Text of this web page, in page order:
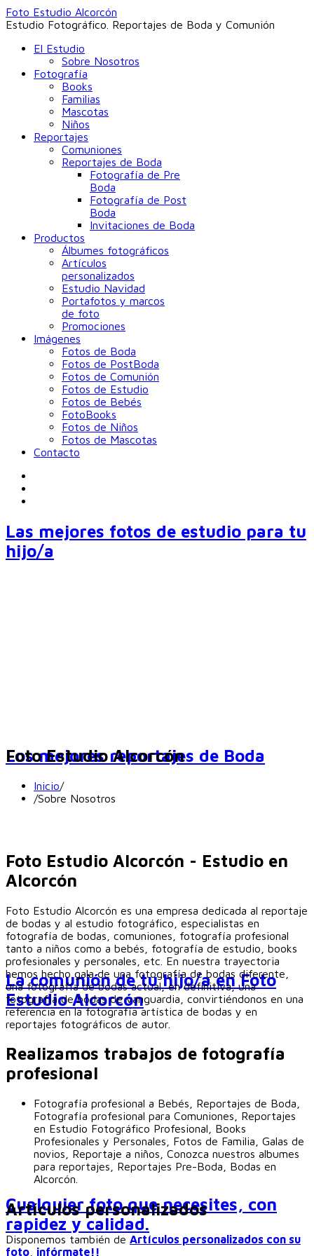
Foto Estudio Alcorcón
Estudio Fotográfico. Reportajes de Boda y Comunión
El Estudio
Sobre Nosotros
Fotografía
Books
Familias
Mascotas
Niños
Reportajes
Comuniones
Reportajes de Boda
Fotografía de Pre
Boda
Fotografía de Post
Boda
Invitaciones de Boda
Productos
Álbumes fotográficos
Artículos
personalizados
Estudio Navidad
Portafotos y marcos
de foto
Promociones
Imágenes
Fotos de Boda
Fotos de PostBoda
Fotos de Comunión
Fotos de Estudio
Fotos de Bebés
FotoBooks
Fotos de Niños
Fotos de Mascotas
Contacto
Las mejores fotos de estudio para tu
hijo/a
Los mejores reportajes de Boda
La comunión de tu hijo/a en Foto
Estudio Alcorcón
Cualquier foto que necesites, con
rapidez y calidad.
Foto Estudio Alcorcón
Inicio/
/Sobre Nosotros
Foto Estudio Alcorcón - Estudio en
Alcorcón
Foto Estudio Alcorcón es una empresa dedicada al reportaje
de bodas y al estudio fotográfico, especialistas en
fotografía de bodas, comuniones, fotografía profesional
tanto a niños como a bebés, fotografía de estudio, books
profesionales y personales, etc. En nuestra trayectoria
hemos hecho gala de una fotografía de bodas diferente,
una fotografía de bodas actual, en definitiva, una
fotografía de bodas de vanguardia, convirtiéndonos en una
referencia en la fotografía artística de bodas y en
reportajes fotográficos de autor.
Realizamos trabajos de fotografía
profesional
Fotografía profesional a Bebés, Reportajes de Boda,
Fotografía profesional para Comuniones, Reportajes
en Estudio Fotográfico Profesional, Books
Profesionales y Personales, Fotos de Familia, Galas de
novios, Reportaje a niños, Conozca nuestros albumes
para reportajes, Reportajes Pre-Boda, Bodas en
Alcorcón.
Artículos personalizados
Disponemos también de Artículos personalizados con su
foto
infórmate!!